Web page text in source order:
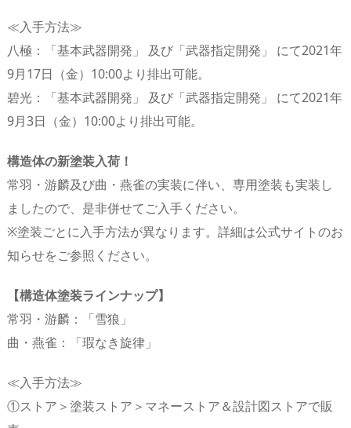
≪入手方法≫
八極：「基本武器開発」 及び「武器指定開発」 にて2021年
9月17日（金）10:00より排出可能。
碧光：「基本武器開発」 及び「武器指定開発」 にて2021年
9月3日（金）10:00より排出可能。
構造体の新塗装入荷！
常羽・游麟及び曲・燕雀の実装に伴い、専用塗装も実装し
ましたので、是非併せてご入手ください。
※塗装ごとに入手方法が異なります。詳細は公式サイトのお
知らせをご参照ください。
【構造体塗装ラインナップ】
常羽・游麟：「雪狼」
曲・燕雀：「瑕なき旋律」
≪入手方法≫
①ストア＞塗装ストア＞マネーストア＆設計図ストアで販